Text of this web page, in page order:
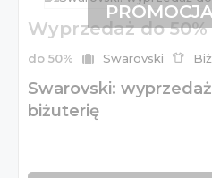
Wyprzedaż do 50%
do 50% Swarovski
Swarovski:
biżuterię